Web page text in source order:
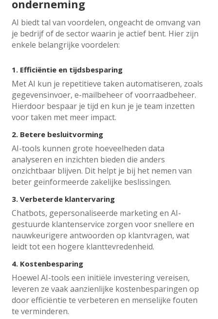
onderneming
AI biedt tal van voordelen, ongeacht de omvang van
je bedrijf of de sector waarin je actief bent. Hier zijn
enkele belangrijke voordelen:
1. Efficiëntie en tijdsbesparing
Met AI kun je repetitieve taken automatiseren, zoals
gegevensinvoer, e-mailbeheer of voorraadbeheer.
Hierdoor bespaar je tijd en kun je je team inzetten
voor taken met meer impact.
2. Betere besluitvorming
AI-tools kunnen grote hoeveelheden data
analyseren en inzichten bieden die anders
onzichtbaar blijven. Dit helpt je bij het nemen van
beter geïnformeerde zakelijke beslissingen.
3.Verbeterde klantervaring
Chatbots, gepersonaliseerde marketing en AI-
gestuurde klantenservice zorgen voor snellere en
nauwkeurigere antwoorden op klantvragen, wat
leidt tot een hogere klanttevredenheid.
4. Kostenbesparing
Hoewel AI-tools een initiële investering vereisen,
leveren ze vaak aanzienlijke kostenbesparingen op
door efficiëntie te verbeteren en menselijke fouten
te verminderen.